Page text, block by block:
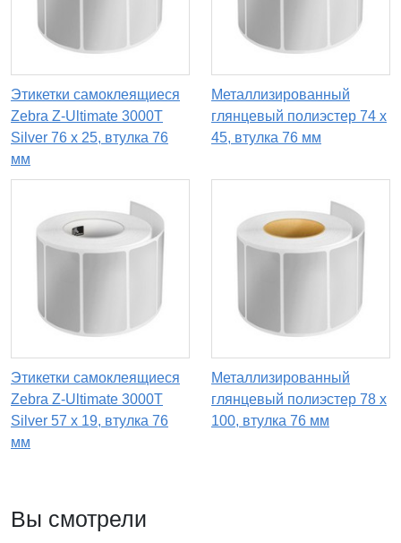
Этикетки самоклеящиеся
Zebra Z-Ultimate 3000T
Silver 76 x 25, втулка 76
мм
Металлизированный
глянцевый полиэстер 74 x
45, втулка 76 мм
Этикетки самоклеящиеся
Zebra Z-Ultimate 3000T
Silver 57 x 19, втулка 76
мм
Металлизированный
глянцевый полиэстер 78 x
100, втулка 76 мм
Вы смотрели